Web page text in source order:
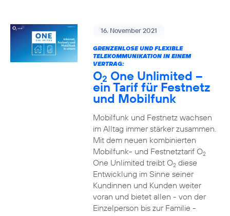
16. November 2021
GRENZENLOSE UND FLEXIBLE
TELEKOMMUNIKATION IN EINEM
VERTRAG:
O2 One Unlimited –
ein Tarif für Festnetz
und Mobilfunk
Mobilfunk und Festnetz wachsen
im Alltag immer stärker zusammen.
Mit dem neuen kombinierten
Mobilfunk- und Festnetztarif O2
One Unlimited treibt O2diese
Entwicklung im Sinne seiner
Kundinnen und Kunden weiter
voran und bietet allen - von der
Einzelperson bis zur Familie -